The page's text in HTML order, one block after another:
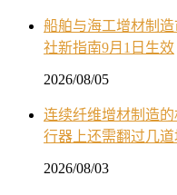
船舶与海工增材制
社新指南9月1日生效
2026/08/05
连续纤维增材制造
行器上还需翻过几道
2026/08/03